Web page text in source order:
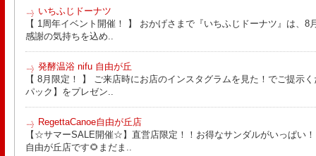
いちふじドーナツ
【 1周年イベント開催！ 】 おかげさまで『いちふじドーナツ』は、8
感謝の気持ちを込め..
発酵温浴 nifu 自由が丘
【 8月限定！ 】 ご来店時にお店のインスタグラムを見た！でご提示
パック】をプレゼン..
RegettaCanoe自由が丘店
【☆サマーSALE開催☆】直営店限定！！お得なサンダルがいっぱい
自由が丘店です🌻まだま..